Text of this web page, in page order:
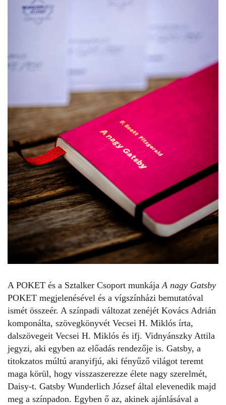
A POKET és a Sztalker Csoport munkájaA nagy Gatsby
POKET megjelenésével és a vígszínházi bemutatóval
ismét összeér. A színpadi változat zenéjét Kovács Adrián
komponálta, szövegkönyvét Vecsei H. Miklós írta,
dalszövegeit Vecsei H. Miklós és ifj. Vidnyánszky Attila
jegyzi, aki egyben az előadás rendezője is. Gatsby, a
titokzatos múltú aranyifjú, aki fényűző világot teremt
maga körül, hogy visszaszerezze élete nagy szerelmét,
Daisy-t. Gatsby Wunderlich József által elevenedik majd
meg a színpadon. Egyben ő az, akinek ajánlásával a